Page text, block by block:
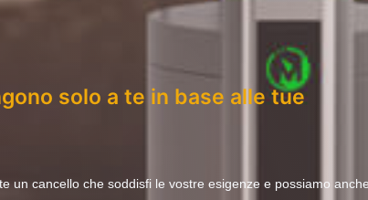
solo a te in base alle tue
un cancello che soddisfi le vostre esigenze e possiamo